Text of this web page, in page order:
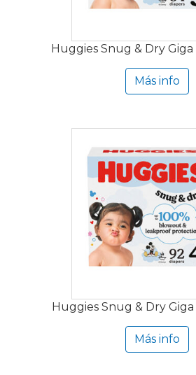
Huggies Snug & Dry
Más info
Huggies Snug & Dry
Más info